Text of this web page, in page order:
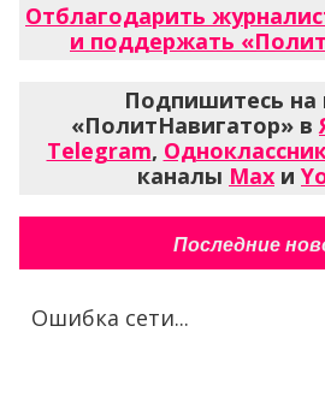
Отблагодарить
и поддержать
Подпишитесь на
«ПолитНавигатор» в
Telegram,
каналы Max и
Последние
Ошибка сети...